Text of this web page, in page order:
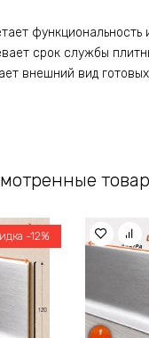
функциональность
срок службы
внешний вид
-12%